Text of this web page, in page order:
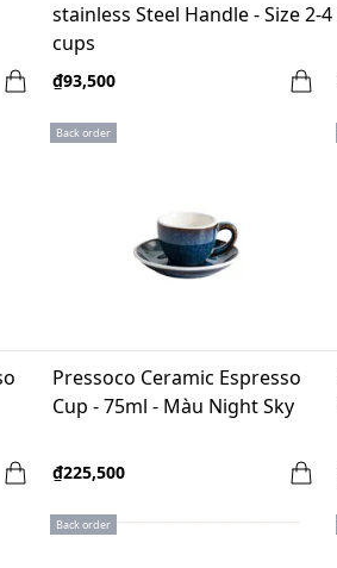
stainless Steel Handle - Size 2-4
cups
₫93,500
Back order
Pressoco Ceramic Espresso
Cup - 75ml - Màu Night Sky
₫225,500
Back order